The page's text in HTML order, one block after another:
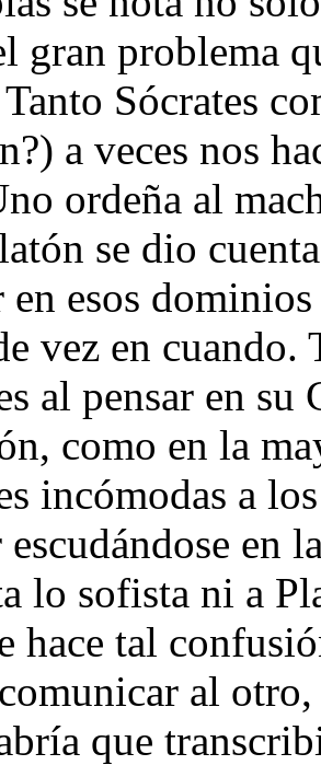
gran problema
Sócrates
a veces nos
ordeña al
se dio
en esos
vez en cuando.
al pensar en
como en la
incómodas a
escudándose en
lo sofista ni a
hace tal
al
que